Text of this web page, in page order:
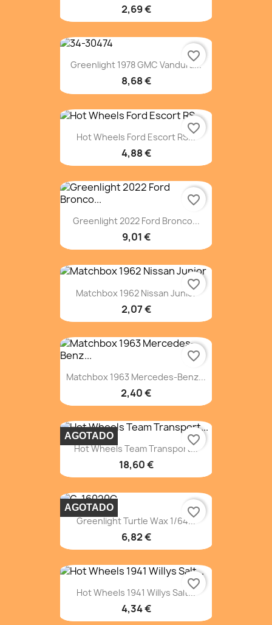
2,69 €
Greenlight 1978 GMC Vandura...
8,68 €
favorite_border
Hot Wheels Ford Escort RS...
4,88 €
favorite_border
Greenlight 2022 Ford Bronco...
9,01 €
favorite_border
Matchbox 1962 Nissan Junior
2,07 €
favorite_border
Matchbox 1963 Mercedes-Benz...
2,40 €
favorite_border
Hot Wheels Team Transport...
18,60 €
AGOTADO favorite_border
Greenlight Turtle Wax 1/64...
6,82 €
AGOTADO favorite_border
Hot Wheels 1941 Willys Salt...
4,34 €
favorite_border